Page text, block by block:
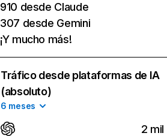
910 desde Claude
307 desde Gemini
¡Y mucho más!
Tráfico desde plataformas de IA
(absoluto)
6 meses
2 mil